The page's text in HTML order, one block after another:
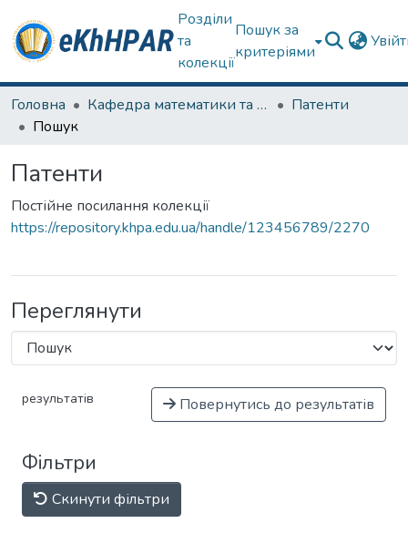
Розділи
та
колекції
Пошук за
критеріями
Головна Кафедра математики та фізики
Патенти
Пошук
Патенти
Постійне посилання колекції
https://repository.khpa.edu.ua/handle/123456789/2270
Переглянути
результатів Повернутись до результатів
Фільтри
Скинути фільтри